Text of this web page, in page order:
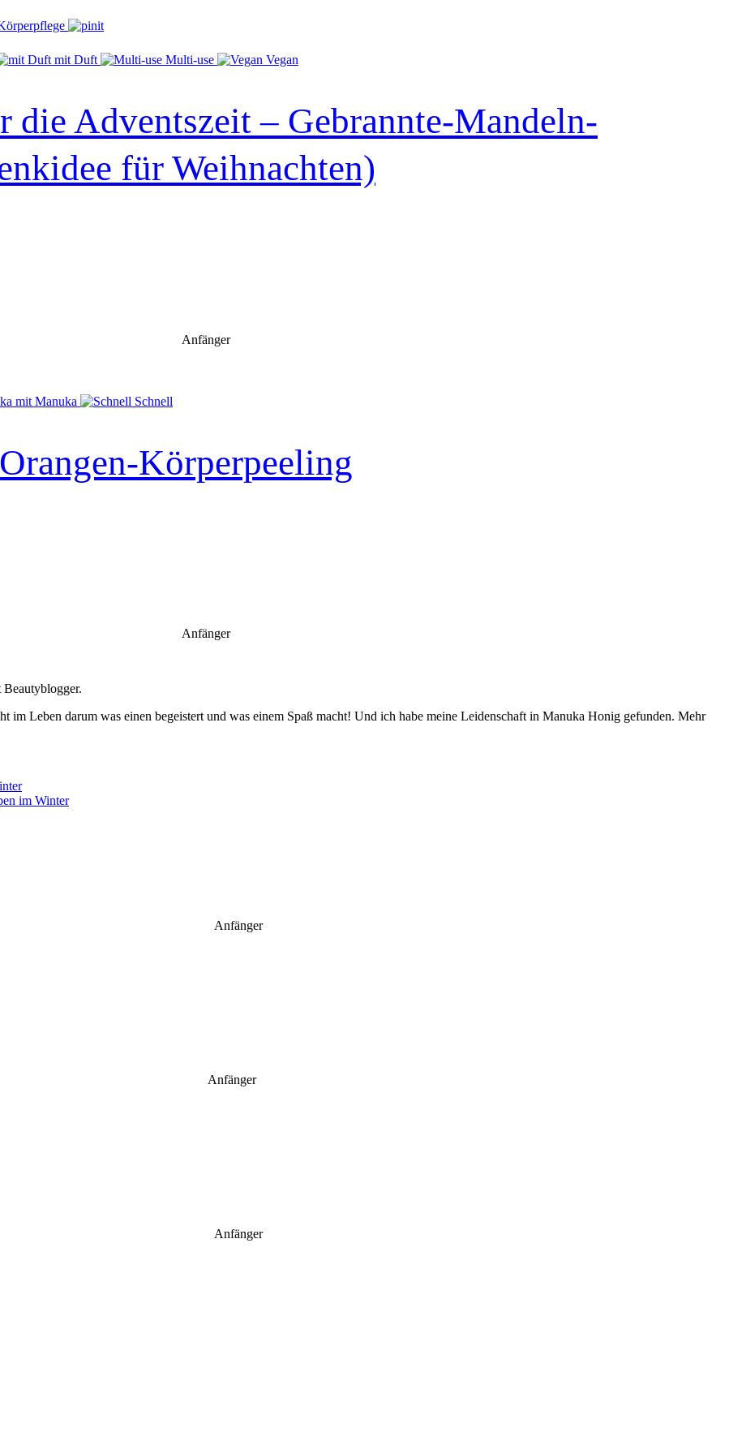
mit Duft Multi-use Vegan
die Adventszeit – Gebrannte-Mandeln-
für Weihnachten)
Anfänger
mit Manuka Schnell
Körperpeeling
Anfänger
im Leben darum was einen begeistert und was einem Spaß macht! Und ich habe meine Leidenschaft in Manuka Honig gefunden. Mehr
im Winter
Anfänger
Anfänger
Anfänger